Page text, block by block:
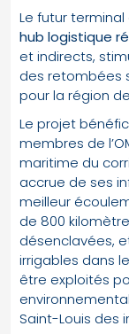
Le futur
hub logistique
et indirects,
des retombées
pour la région
Le projet
membres de
maritime du
accrue de ses
meilleur
de 800
désenclavées,
irrigables dans
être exploités
Saint-Louis des